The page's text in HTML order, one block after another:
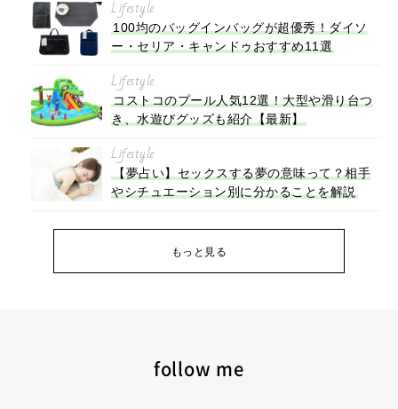
Lifestyle
100均のバッグインバッグが超優秀！ダイソ
ー・セリア・キャンドゥおすすめ11選
Lifestyle
コストコのプール人気12選！大型や滑り台つ
き、水遊びグッズも紹介【最新】
Lifestyle
【夢占い】セックスする夢の意味って？相手
やシチュエーション別に分かることを解説
もっと見る
follow me